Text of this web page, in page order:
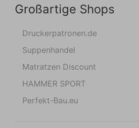
Großartige Shops
Druckerpatronen.de
Suppenhandel
Matratzen Discount
HAMMER SPORT
Perfekt-Bau.eu